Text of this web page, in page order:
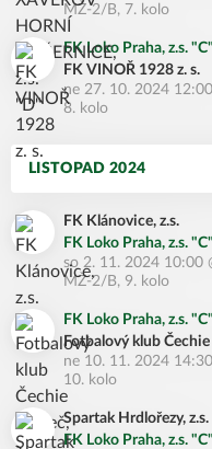
MŽ-2/B, 7. kolo
FK Loko Praha, z.s. "C"
FK VINOŘ 1928 z. s.
ne 27. 10. 2024 12:00
8. kolo
LISTOPAD 2024
FK Klánovice, z.s.
FK Loko Praha, z.s. "C"
so 2. 11. 2024 10:00
MŽ-2/B, 9. kolo
FK Loko Praha, z.s. "C"
Fotbalový klub Čechie
ne 10. 11. 2024 14:30
10. kolo
Spartak Hrdlořezy, z.s.
FK Loko Praha, z.s. "C"